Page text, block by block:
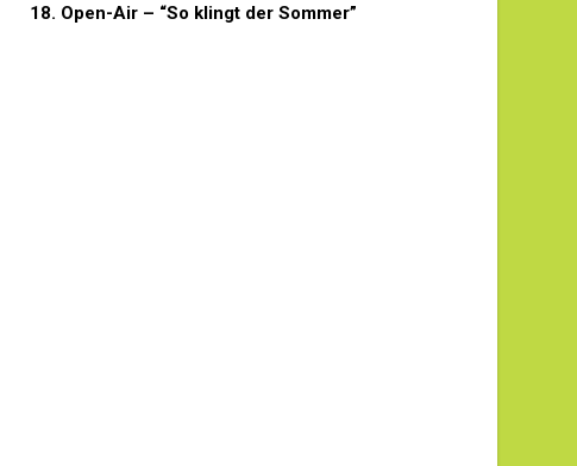
18. Open-Air – “So klingt der Sommer”